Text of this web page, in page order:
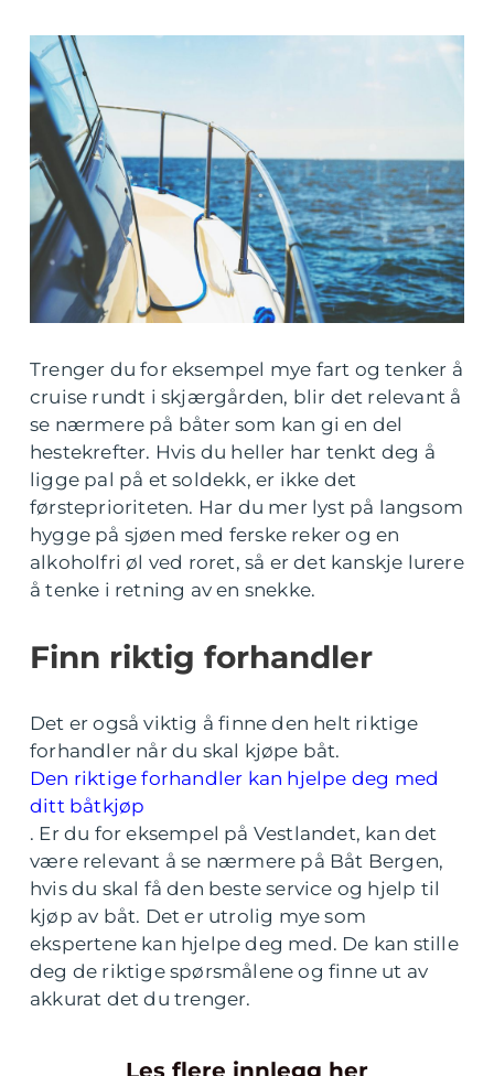
Trenger du for eksempel mye fart og tenker å
cruise rundt i skjærgården, blir det relevant å
se nærmere på båter som kan gi en del
hestekrefter. Hvis du heller har tenkt deg å
ligge pal på et soldekk, er ikke det
førsteprioriteten. Har du mer lyst på langsom
hygge på sjøen med ferske reker og en
alkoholfri øl ved roret, så er det kanskje lurere
å tenke i retning av en snekke.
Finn riktig forhandler
Det er også viktig å finne den helt riktige
forhandler når du skal kjøpe båt.
Den riktige forhandler kan hjelpe deg med
ditt båtkjøp
. Er du for eksempel på Vestlandet, kan det
være relevant å se nærmere på Båt Bergen,
hvis du skal få den beste service og hjelp til
kjøp av båt. Det er utrolig mye som
ekspertene kan hjelpe deg med. De kan stille
deg de riktige spørsmålene og finne ut av
akkurat det du trenger.